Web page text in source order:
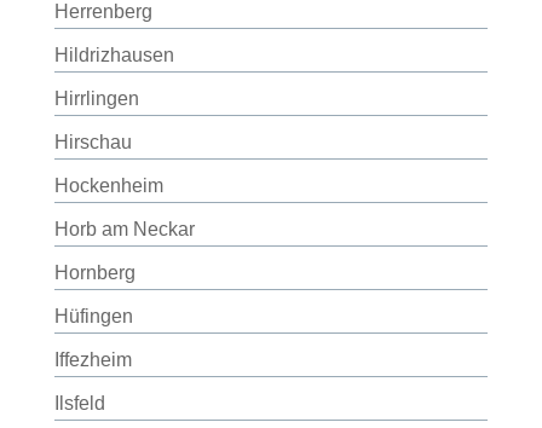
Herrenberg
Hildrizhausen
Hirrlingen
Hirschau
Hockenheim
Horb am Neckar
Hornberg
Hüfingen
Iffezheim
Ilsfeld